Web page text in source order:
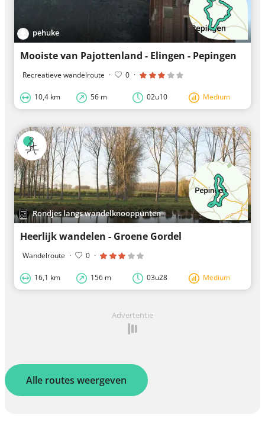
pehuke
Mooiste van Pajottenland - Elingen - Pepingen
Recreatieve wandelroute · 0 ·
10,4 km 56 m 02u10 Medium
Rondjes langs wandelknooppunten
Heerlijk wandelen - Groene Gordel
Wandelroute · 0 ·
16,1 km 156 m 03u28 Medium
Advertentie
Alle routes weergeven